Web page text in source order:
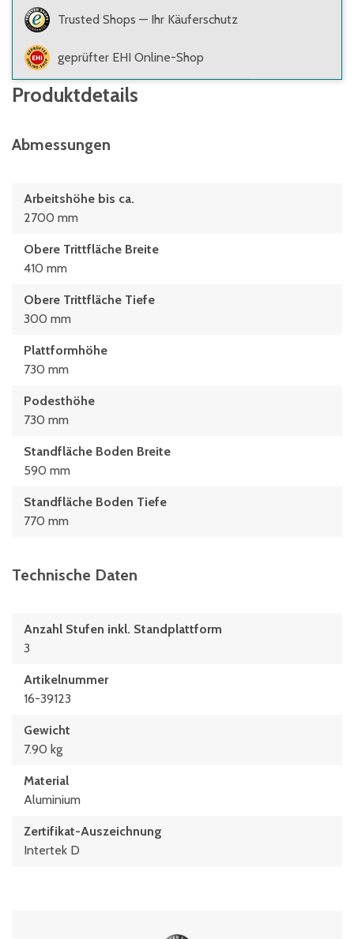
Trusted Shops — Ihr Käuferschutz
geprüfter EHI Online-Shop
Produktdetails
Abmessungen
Arbeitshöhe bis ca.
2700 mm
Obere Trittfläche Breite
410 mm
Obere Trittfläche Tiefe
300 mm
Plattformhöhe
730 mm
Podesthöhe
730 mm
Standfläche Boden Breite
590 mm
Standfläche Boden Tiefe
770 mm
Technische Daten
Anzahl Stufen inkl. Standplattform
3
Artikelnummer
16-39123
Gewicht
7.90 kg
Material
Aluminium
Zertifikat-Auszeichnung
Intertek D